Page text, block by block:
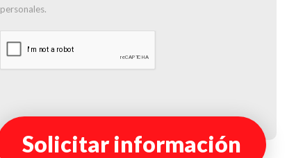
personales.
Solicitar información